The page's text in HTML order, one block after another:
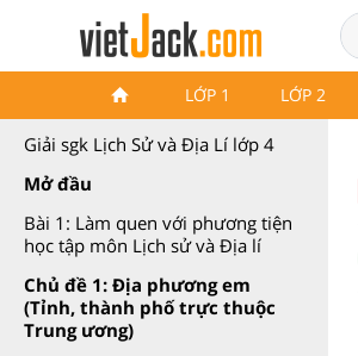
LỚP 1 LỚP 2
Lịch Sử và Địa Lí lớp 4 Chân
trời sáng tạo
Giải sgk Lịch Sử và Địa Lí lớp 4
Mở đầu
Bài 1: Làm quen với phương tiện
học tập môn Lịch sử và Địa lí
Chủ đề 1: Địa phương em
(Tỉnh, thành phố trực thuộc
Trung ương)